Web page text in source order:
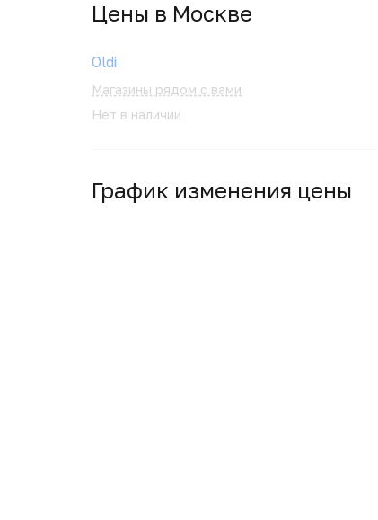
Цены в Москвe
Oldi
Магазины рядом с вами
Нет в наличии
График изменения цены